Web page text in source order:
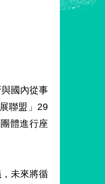
國內從事
聯盟」29
體進行座
未來將循